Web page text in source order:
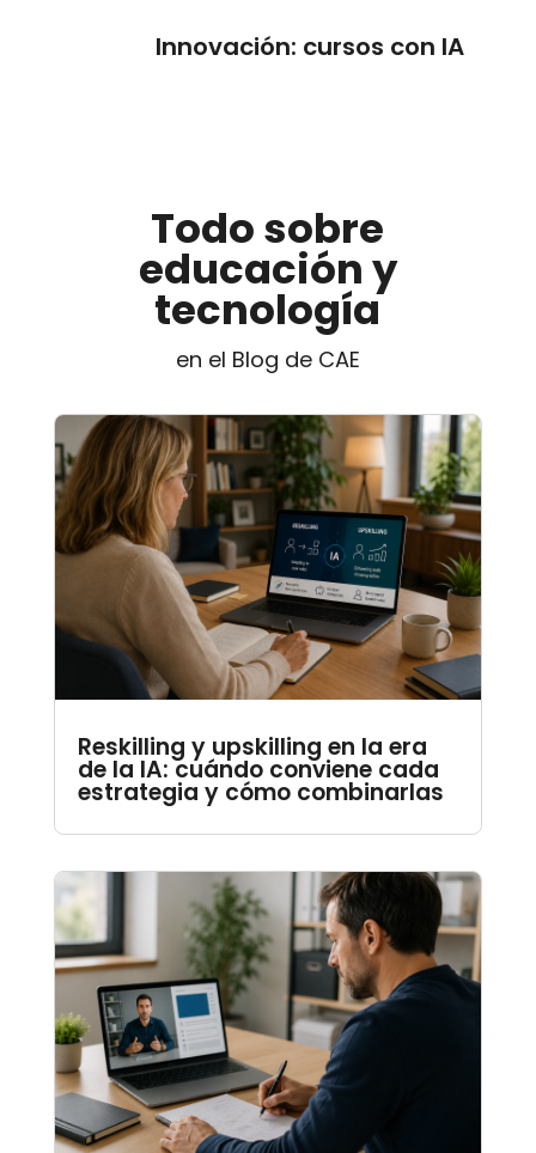
Innovación: cursos con IA
Todo sobre
educación y
tecnología
en el Blog de CAE
Reskilling y upskilling en la era
de la IA: cuándo conviene cada
estrategia y cómo combinarlas